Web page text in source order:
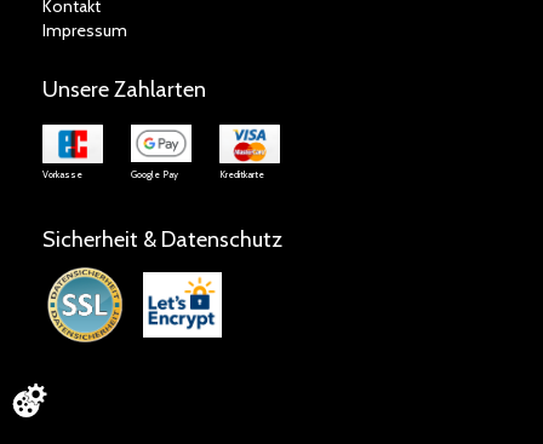
Kontakt
Impressum
Unsere Zahlarten
Vorkasse Google Pay Kreditkarte
Sicherheit & Datenschutz